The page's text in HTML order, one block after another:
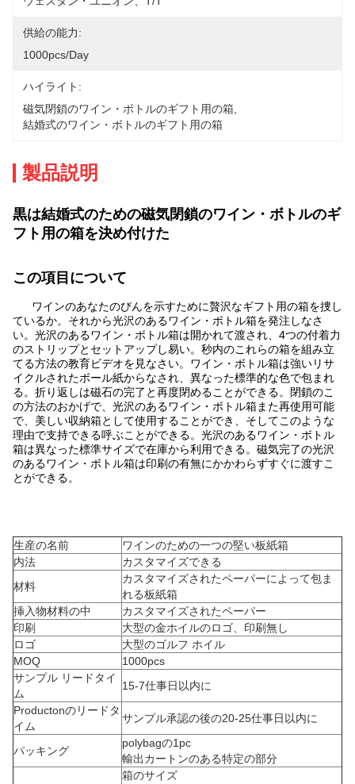
供給の能力:
1000pcs/day
ハイライト:
磁気閉鎖のワイン・ボトルのギフト用の箱
結婚式のワイン・ボトルのギフト用の箱
製品説明
黒は結婚式のための磁気閉鎖のワイン・ボトルのギ
フト用の箱を決め付けた
この項目について
ワインのあなたのびんを示すために贅沢なギフト用の箱を捜し
ているか。それから光沢のあるワイン・ボトル箱を発注しなさ
い。光沢のあるワイン・ボトル箱は開かれて渡され、4つの付着力
のストリップとセットアップし易い。秒内のこれらの箱を組み立
てる方法の教育ビデオを見なさい。ワイン・ボトル箱は強いリサ
イクルされたボール紙からなされ、異なった標準的な色で包まれ
る。折り返しは磁石の完了と再度閉めることができる。閉鎖のこ
の方法のおかげで、光沢のあるワイン・ボトル箱また再使用可能
で、美しい収納箱として使用することができ、そしてこのような
理由で支持できる呼ぶことができる。光沢のあるワイン・ボトル
箱は異なった標準サイズで在庫から利用できる。磁気完了の光沢
のあるワイン・ボトル箱は印刷の有無にかかわらずすぐに渡すこ
とができる。
生産の名前
ワインのための一つの堅い板紙箱
内法
カスタマイズできる
材料
カスタマイズされたペーパーによって包ま
れる板紙箱
挿入物材料の中
カスタマイズされたペーパー
印刷
大型の金ホイルのロゴ、印刷無し
ロゴ
大型のゴルフ ホイル
MOQ
1000pcs
サンプル リードタイ
ム
15-7仕事日以内に
Productonのリードタ
イム
サンプル承認の後の20-25仕事日以内に
パッキング
polybagの1pc
輸出カートンのある特定の部分
箱のサイズ